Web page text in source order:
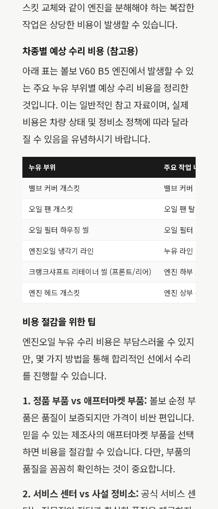
스킷 교체와 같이 엔진을 분해해야 하는 복잡한
작업은 상당한 비용이 발생할 수 있습니다.
차종별 예상 수리 비용 (참고용)
아래 표는 볼보 V60 B5 엔진에서 발생할 수 있
는 주요 누유 부위별 예상 수리 비용을 정리한
것입니다. 이는 일반적인 참고 자료이며, 실제
비용은 차량 상태 및 정비소 정책에 따라 달라
질 수 있음을 유념하시기 바랍니다.
누유 부위 주요 작업 내용
밸브 커버 개스킷 밸브 커버 탈거
오일 팬 개스킷 오일 팬 탈거, 개
오일 필터 하우징 씰 오일 필터 하우
엔진오일 냉각기 라인 누유 라인 교체
크랭크샤프트 리테이너 씰 (프론트/리어) 엔진 하부 또는
엔진 헤드 개스킷 엔진 상부 분해,
비용 절감을 위한 팁
엔진오일 누유 수리 비용은 부담스러울 수 있지
만, 몇 가지 방법을 통해 합리적인 선에서 수리
를 진행할 수 있습니다.
1. 정품 부품 vs 애프터마켓 부품: 볼보 순정 부
품은 품질이 보증되지만 가격이 비싼 편입니다.
믿을 수 있는 제조사의 애프터마켓 부품을 선택
하면 비용을 절감할 수 있습니다. 다만, 부품의
품질을 꼼꼼히 확인하는 것이 중요합니다.
2. 서비스 센터 vs 사설 정비소: 공식 서비스 센